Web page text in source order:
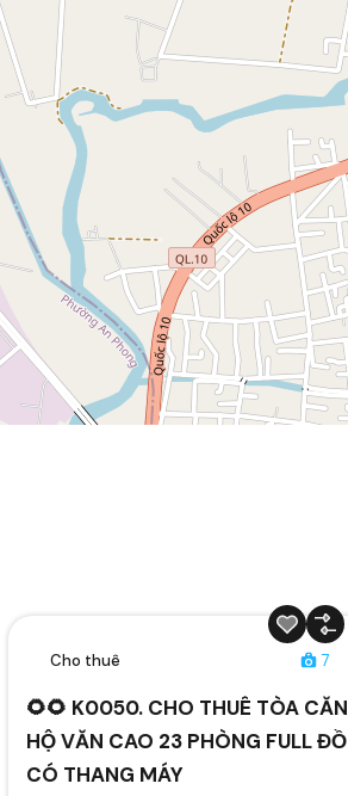
Cho thuê 7
🌻🌻 K0050. CHO THUÊ TÒA CĂN
HỘ VĂN CAO 23 PHÒNG FULL ĐỒ
CÓ THANG MÁY